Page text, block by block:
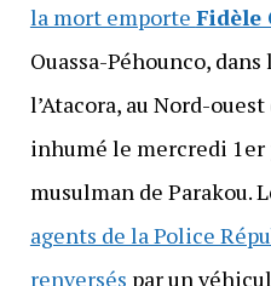
la mort emporte Fidèle
Ouassa-Péhounco,
l’Atacora, au Nord-
inhumé le mercredi
musulman de Parakou.
agents de la Police
renversés par un